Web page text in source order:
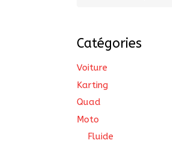
Catégories
Voiture
Karting
Quad
Moto
Fluide